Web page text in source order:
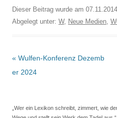
Dieser Beitrag wurde am 07.11.2014
Abgelegt unter: W, Neue Medien
Beitrags-
Navigation
« Wulfen-Konferenz Dezemb
er 2024
„Wer ein Lexikon schreibt, zimmert, wie